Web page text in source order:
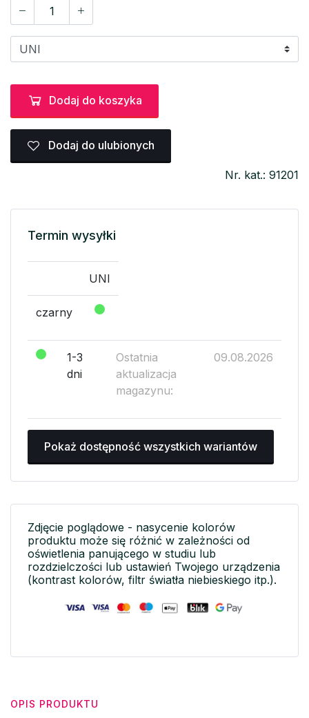
Dodaj do koszyka
Dodaj do ulubionych
Nr. kat.: 91201
Termin wysyłki
UNI
czarny
1-3
dni
Ostatnia
aktualizacja
magazynu:
09.08.2026
Pokaż dostępność wszystkich wariantów
Zdjęcie poglądowe - nasycenie kolorów
produktu może się różnić w zależności od
oświetlenia panującego w studiu lub
rozdzielczości lub ustawień Twojego urządzenia
(kontrast kolorów, filtr światła niebieskiego itp.).
OPIS PRODUKTU